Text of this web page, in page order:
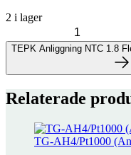
2 i lager
TEPK Anliggning NTC 1.8
TEPK Anliggning NTC 1.8
Fler produkter från Produal
Relaterade
TG-AH4/Pt1000